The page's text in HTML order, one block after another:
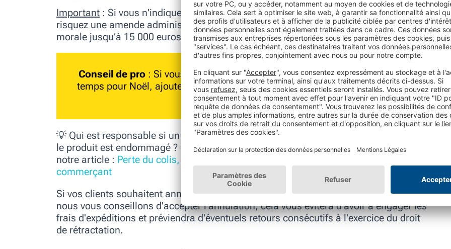
Important : Si vous n'indiquez aucun délai de livraison sur votre site web, vous
risquez une amende administrative allant jusqu’à 3 000 euros (pour une personne
morale jusqu’à 15 000 euros) !
Conseil de pro : Si vous n'êtes donc plus en mesure de livrer les paquets à
temps pour Noël, ajoutez cette information de manière bien visible sur votre
site et soyez transparents.
💡 Qui est responsable si un colis est perdu pendant le processus de livraison ou si
le produit est endommagé ? Que dit la loi ? Nous clarifions toutes vos questions dans
notre article : Perte du colis, endommagement - les responsabilités de l'e-
commerçant
Si vos clients souhaitent annuler la commande avant que cette dernière ait été livrée,
nous vous conseillons d'accepter l'annulation, cela vous évitera d'avoir à engager les
frais d'expéditions et préviendra d'éventuels retours consécutifs à l'exercice du droit
de rétractation.